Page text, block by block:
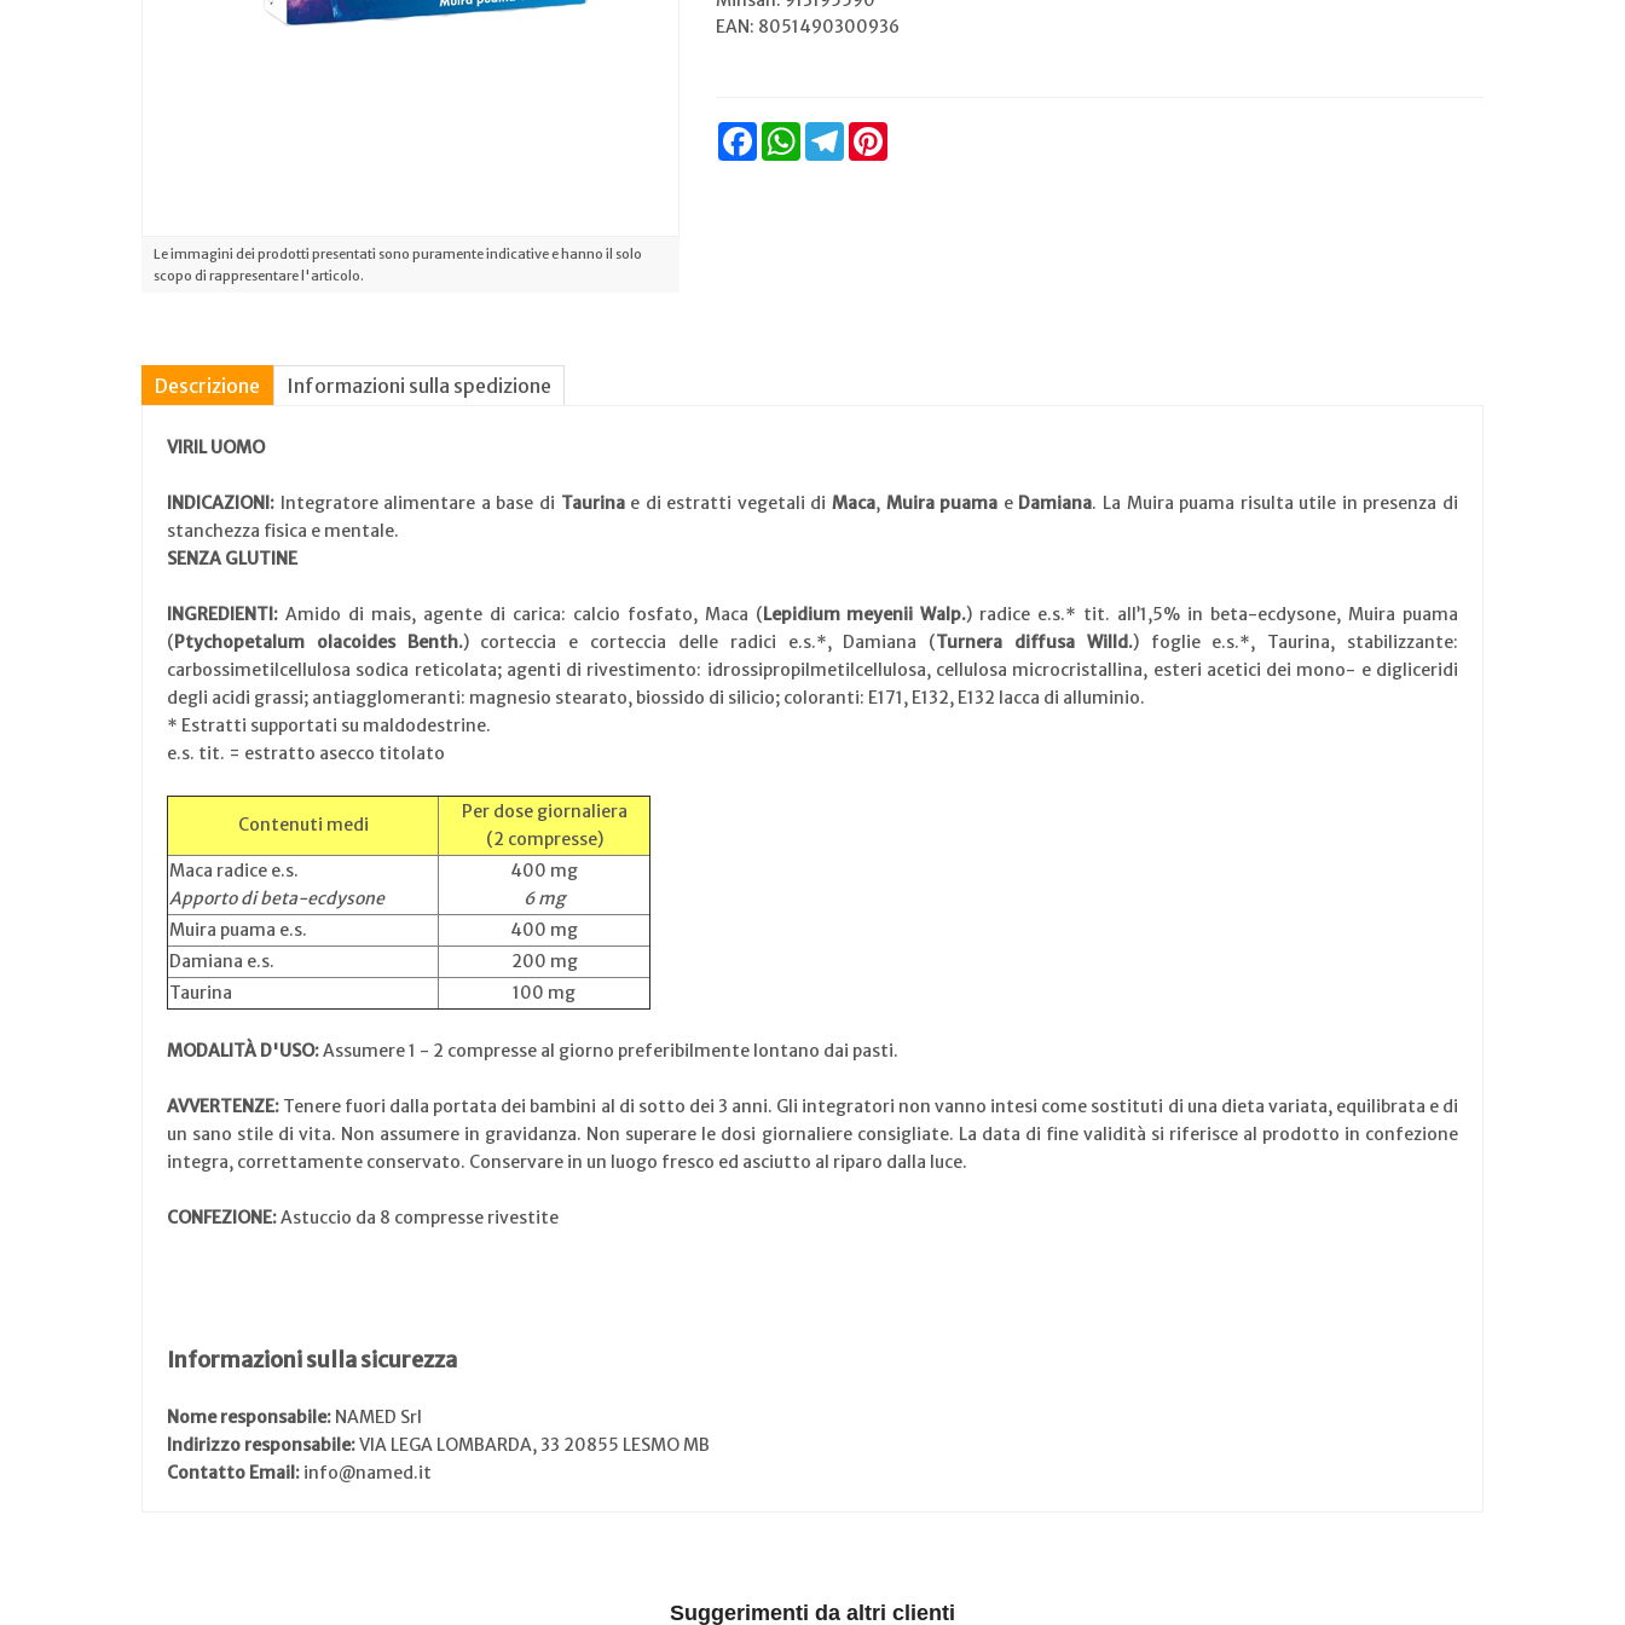
Le immagini dei prodotti presentati sono puramente indicative e hanno il solo
scopo di rappresentare l'articolo.
EAN: 8051490300936
FacebookWhatsAppTelegram
Descrizione Informazioni sulla spedizione
VIRIL UOMO
INDICAZIONI: Integratore alimentare a base di Taurinae di estratti vegetali di Maca, Muira puama e Damiana. La Muira puama risulta utile in presenza di
stanchezza fisica e mentale.
SENZA GLUTINE
INGREDIENTI: Amido di mais, agente di carica: calcio fosfato, Maca (Lepidium meyenii Walp.) radice e.s.* tit. all’1,5% in beta-ecdysone, Muira puama
(Ptychopetalum olacoides Benth.) corteccia e corteccia delle radici e.s.*, Damiana (Turnera diffusa Willd.) foglie e.s.*, Taurina, stabilizzante:
carbossimetilcellulosa sodica reticolata; agenti di rivestimento: idrossipropilmetilcellulosa, cellulosa microcristallina, esteri acetici dei mono- e digliceridi
degli acidi grassi; antiagglomeranti: magnesio stearato, biossido di silicio; coloranti: E171, E132, E132 lacca di alluminio.
* Estratti supportati su maldodestrine.
e.s. tit. = estratto asecco titolato
Contenuti medi
Per dose giornaliera
(2 compresse)
Maca radice e.s.
Apporto di beta-ecdysone
400 mg
6 mg
Muira puama e.s.
400 mg
Damiana e.s.
200 mg
Taurina
100 mg
MODALITÀ D'USO:Assumere 1 - 2 compresse al giorno preferibilmente lontano dai pasti.
AVVERTENZE: Tenere fuori dalla portata dei bambini al di sotto dei 3 anni. Gli integratori non vanno intesi come sostituti di una dieta variata, equilibrata e di
un sano stile di vita. Non assumere in gravidanza. Non superare le dosi giornaliere consigliate. La data di fine validità si riferisce al prodotto in confezione
integra, correttamente conservato. Conservare in un luogo fresco ed asciutto al riparo dalla luce.
CONFEZIONE:Astuccio da 8 compresse rivestite
Informazioni sulla sicurezza
Nome responsabile: NAMED Srl
Indirizzo responsabile:VIA LEGA LOMBARDA, 33 20855 LESMO MB
Contatto Email: info@named.it
Suggerimenti da altri clienti